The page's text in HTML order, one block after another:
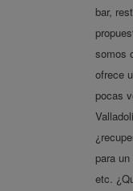
bar,
somos
ofrece
pocas
para
etc.